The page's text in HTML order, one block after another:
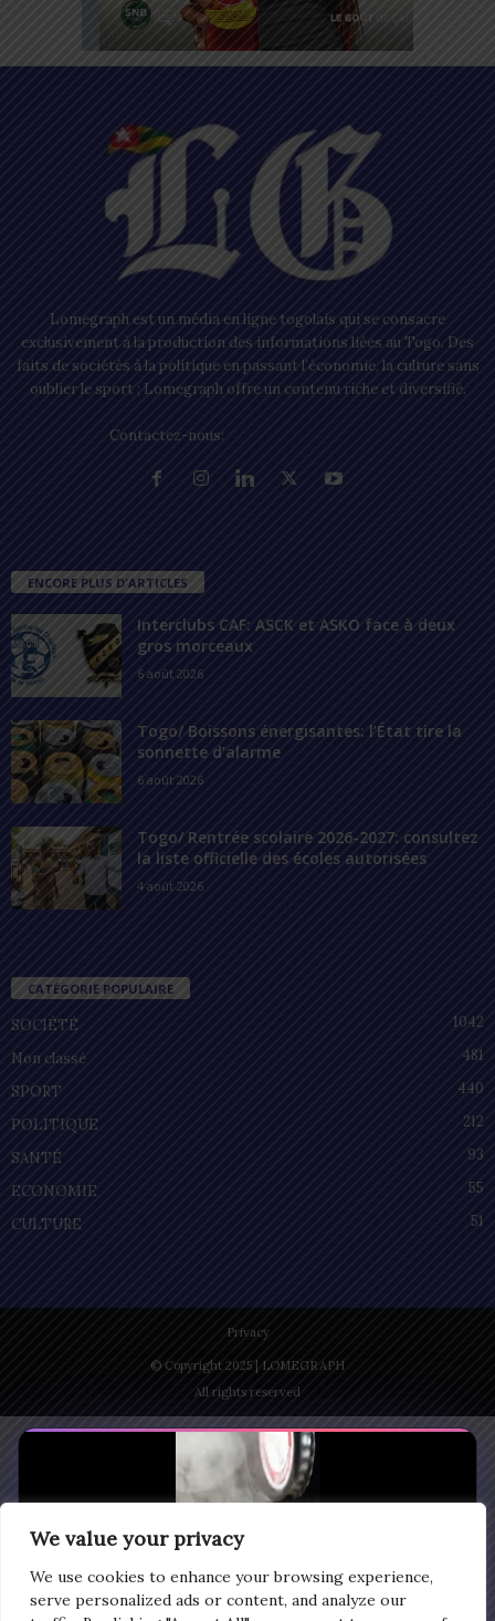
We value your privacy
We use cookies to enhance your browsing experience,
serve personalized ads or content, and analyze our
Lomegraph est un média en ligne togolais qui se consacre
exclusivement à la production des informations liées au Togo. Des
faits de sociétés à la politique en passant l’économie, la culture sans
oublier le sport ; Lomegraph offre un contenu riche et diversifié.
Contactez-nous:
ENCORE PLUS D'ARTICLES
Interclubs CAF: ASCK et ASKO face à deux
gros morceaux
6 août 2026
Togo/ Boissons énergisantes: l’État tire la
sonnette d’alarme
6 août 2026
Togo/ Rentrée scolaire 2026-2027: consultez
la liste officielle des écoles autorisées
4 août 2026
CATÉGORIE POPULAIRE
SOCIÉTÉ
1042
Non classé
481
SPORT
440
POLITIQUE
212
SANTÉ
93
ECONOMIE
55
CULTURE
51
Privacy
© Copyright 2025 | LOMEGRAPH
All rights reserved